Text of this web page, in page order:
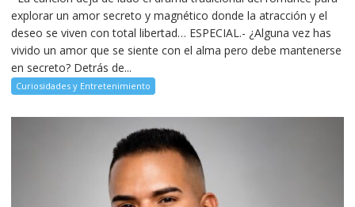
explorar un amor secreto y magnético donde la atracción y el
deseo se viven con total libertad… ESPECIAL.- ¿Alguna vez has
vivido un amor que se siente con el alma pero debe mantenerse
en secreto? Detrás de...
Curiosidades y Entretenimiento